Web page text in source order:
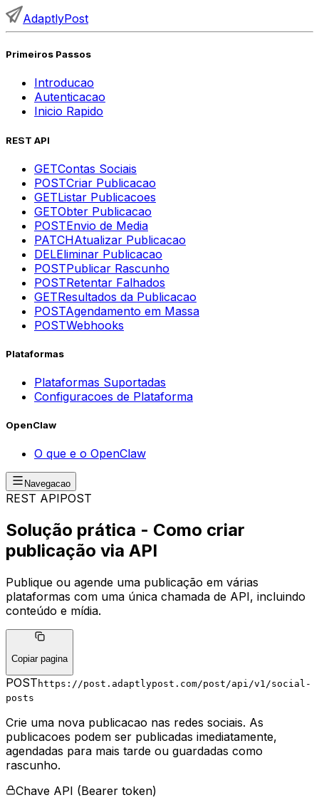
AdaptlyPost
Primeiros Passos
Introducao
Autenticacao
Inicio Rapido
REST API
GETContas Sociais
POSTCriar Publicacao
GETListar Publicacoes
GETObter Publicacao
POSTEnvio de Media
PATCHAtualizar Publicacao
DELEliminar Publicacao
POSTPublicar Rascunho
POSTRetentar Falhados
GETResultados da Publicacao
POSTAgendamento em Massa
POSTWebhooks
Plataformas
Plataformas Suportadas
Configuracoes de Plataforma
OpenClaw
O que e o OpenClaw
Navegacao
REST APIPOST
Solução prática - Como criar
publicação via API
Publique ou agende uma publicação em várias
plataformas com uma única chamada de API, incluindo
conteúdo e mídia.
Copiar pagina
POST https://post.adaptlypost.com/post/api/v1 /social-
posts
Crie uma nova publicacao nas redes sociais. As
publicacoes podem ser publicadas imediatamente,
agendadas para mais tarde ou guardadas como
rascunho.
Chave API (Bearer token)